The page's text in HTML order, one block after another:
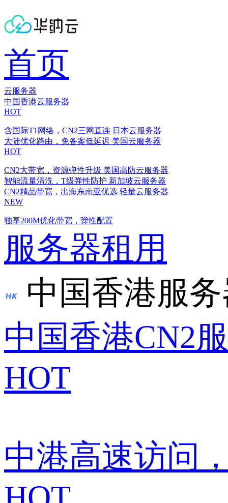
首页
云服务器
中国香港云服务器
HOT
含国际T1网络，CN2三网直连 日本云服务器
大陆优化路由，免备案低延迟 美国云服务器
HOT
CN2大带宽，资源弹性升级 美国高防云服务器
智能流量清洗，T级弹性防护 新加坡云服务器
CN2精品带宽，出海东南亚优选 轻量云服务器
NEW
独享200M优化带宽，弹性配置
服务器租用
中国香港服
中国香港CN2
HOT
中港高速访问